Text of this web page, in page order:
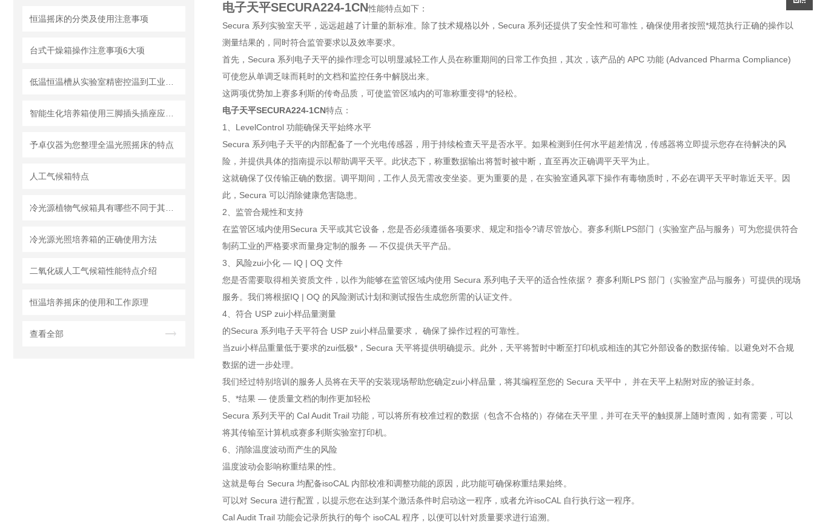
恒温摇床的分类及使用注意事项
台式干燥箱操作注意事项6大项
予卓仪器为您整理全温光照摇床的特点
人工气候箱特点
冷光源光照培养箱的正确使用方法
二氧化碳人工气候箱性能特点介绍
恒温培养摇床的使用和工作原理
查看全部
电子天平SECURA224-1CN性能特点如下：
Secura 系列实验室天平，远远超越了计量的新标准。除了技术规格以外，Secura 系列还提供了安全性和可靠性，确保使用者按照*规范执行正确的操作以
测量结果的，同时符合监管要求以及效率要求。
首先，Secura 系列电子天平的操作理念可以明显减轻工作人员在称重期间的日常工作负担，其次，该产品的 APC 功能 (Advanced Pharma Compliance)
可使您从单调乏味而耗时的文档和监控任务中解脱出来。
这两项优势加上赛多利斯的传奇品质，可使监管区域内的可靠称重变得*的轻松。
电子天平SECURA224-1CN特点：
1、LevelControl 功能确保天平始终水平
Secura 系列电子天平的内部配备了一个光电传感器，用于持续检查天平是否水平。如果检测到任何水平超差情况，传感器将立即提示您存在待解决的风
险，并提供具体的指南提示以帮助调平天平。此状态下，称重数据输出将暂时被中断，直至再次正确调平天平为止。
这就确保了仅传输正确的数据。调平期间，工作人员无需改变坐姿。更为重要的是，在实验室通风罩下操作有毒物质时，不必在调平天平时靠近天平。因
此，Secura 可以消除健康危害隐患。
2、监管合规性和支持
在监管区域内使用Secura 天平或其它设备，您是否必须遵循各项要求、规定和指令?请尽管放心。赛多利斯LPS部门（实验室产品与服务）可为您提供符合
制药工业的严格要求而量身定制的服务 — 不仅提供天平产品。
3、风险zui小化 — IQ | OQ 文件
您是否需要取得相关资质文件，以作为能够在监管区域内使用 Secura 系列电子天平的适合性依据？ 赛多利斯LPS 部门（实验室产品与服务）可提供的现场
服务。我们将根据IQ | OQ 的风险测试计划和测试报告生成您所需的认证文件。
4、符合 USP zui小样品量测量
的Secura 系列电子天平符合 USP zui小样品量要求， 确保了操作过程的可靠性。
当zui小样品重量低于要求的zui低极*，Secura 天平将提供明确提示。此外，天平将暂时中断至打印机或相连的其它外部设备的数据传输。以避免对不合规
数据的进一步处理。
我们经过特别培训的服务人员将在天平的安装现场帮助您确定zui小样品量，将其编程至您的 Secura 天平中， 并在天平上粘附对应的验证封条。
5、*结果 — 使质量文档的制作更加轻松
Secura 系列天平的 Cal Audit Trail 功能，可以将所有校准过程的数据（包含不合格的）存储在天平里，并可在天平的触摸屏上随时查阅，如有需要，可以
将其传输至计算机或赛多利斯实验室打印机。
6、消除温度波动而产生的风险
温度波动会影响称重结果的性。
这就是每台 Secura 均配备isoCAL 内部校准和调整功能的原因，此功能可确保称重结果始终。
可以对 Secura 进行配置，以提示您在达到某个激活条件时启动这一程序，或者允许isoCAL 自行执行这一程序。
Cal Audit Trail 功能会记录所执行的每个 isoCAL 程序，以便可以针对质量要求进行追溯。